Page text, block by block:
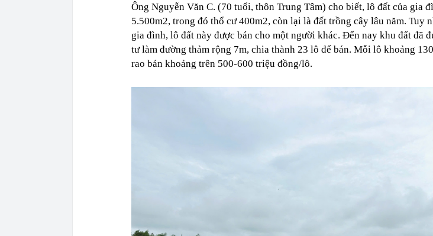
Ông Nguyễn Văn C. (70 tuổi, thôn Trung Tâm) cho biết, lô đất của gia
5.500m2, trong đó thổ cư 400m2, còn lại là đất trồng cây lâu năm. Tuy
gia đình, lô đất này được bán cho một người khác. Đến nay khu đất đã
tư làm đường thảm rộng 7m, chia thành 23 lô để bán. Mỗi lô khoảng
rao bán khoảng trên 500-600 triệu đồng/lô.